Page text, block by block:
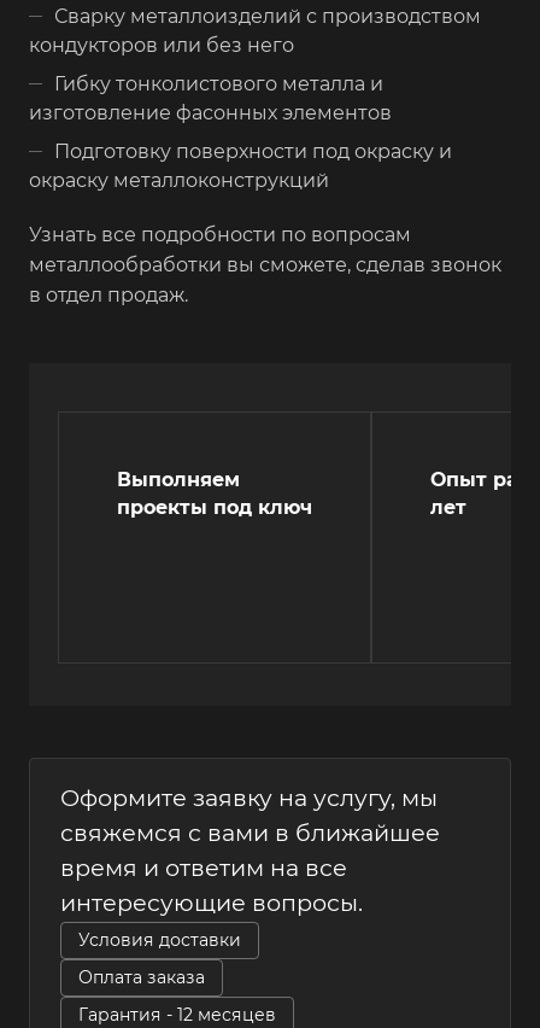
Сварку металлоизделий с производством
кондукторов или без него
Гибку тонколистового металла и
изготовление фасонных элементов
Подготовку поверхности под окраску и
окраску металлоконструкций
Узнать все подробности по вопросам
металлообработки вы сможете, сделав звонок
в отдел продаж.
Выполняем
проекты под ключ
Опыт
лет
Оформите заявку на услугу, мы
свяжемся с вами в ближайшее
время и ответим на все
интересующие вопросы.
Условия доставки
Оплата заказа
Гарантия - 12 месяцев